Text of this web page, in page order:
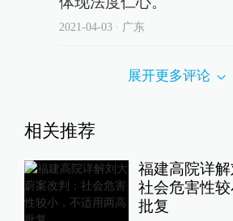
2021-04-03∙ 广东
展开更多评论
相关推荐
福建高院详解
社会危害性
批复